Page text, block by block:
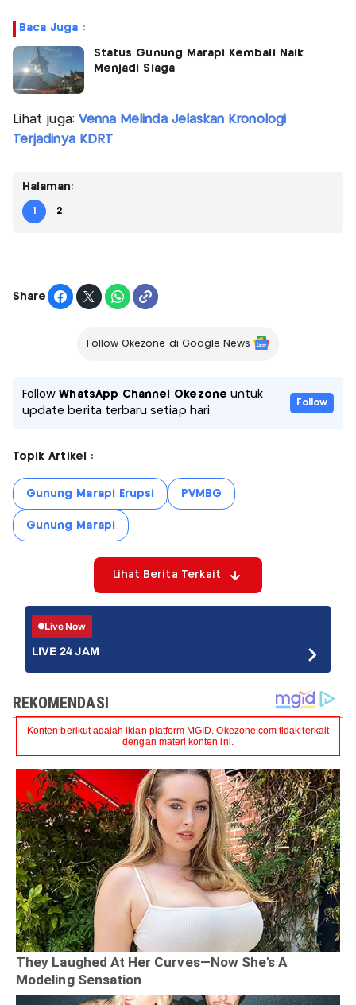
Baca Juga :
Status Gunung Marapi Kembali Naik
Menjadi Siaga
Lihat juga: Venna Melinda Jelaskan Kronologi
Terjadinya KDRT
Halaman:
1 2
Share
Follow Okezone di Google News
FollowWhatsApp Channel Okezone untuk
update berita terbaru setiap hari
Follow
Topik Artikel :
Gunung Marapi Erupsi PVMBG
Gunung Marapi
Lihat Berita Terkait
Live Now
LIVE 24 JAM